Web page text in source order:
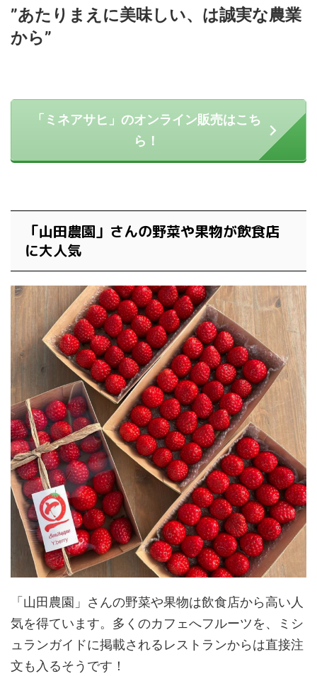
”あたりまえに美味しい、は誠実な農業
から”
「ミネアサヒ」のオンライン販売はこち
ら！
「山田農園」さんの野菜や果物が飲食店
に大人気
「山田農園」さんの野菜や果物は飲食店から高い人
気を得ています。多くのカフェへフルーツを、ミシ
ュランガイドに掲載されるレストランからは直接注
文も入るそうです！